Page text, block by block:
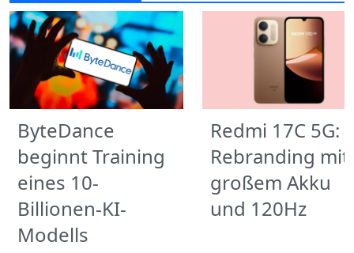
ByteDance
beginnt Training
eines 10-
Billionen-KI-
Modells
Redmi 17C 5G:
Rebranding mit
großem Akku
und 120Hz